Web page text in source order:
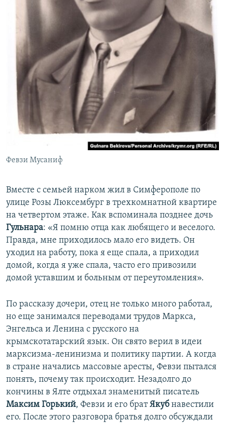
Февзи Мусаниф
Вместе с семьей нарком жил в Симферополе по
улице Розы Люксембург в трехкомнатной квартире
на четвертом этаже. Как вспоминала позднее дочь
Гульнара: «Я помню отца как любящего и веселого.
Правда, мне приходилось мало его видеть. Он
уходил на работу, пока я еще спала, а приходил
домой, когда я уже спала, часто его привозили
домой уставшим и больным от переутомления».
По рассказу дочери, отец не только много работал,
но еще занимался переводами трудов Маркса,
Энгельса и Ленина с русского на
крымскотатарский язык. Он свято верил в идеи
марксизма-ленинизма и политику партии. А когда
в стране начались массовые аресты, Февзи пытался
понять, почему так происходит. Незадолго до
кончины в Ялте отдыхал знаменитый писатель
Максим Горький, Февзи и его братЯкубнавестили
его. После этого разговора братья долго обсуждали